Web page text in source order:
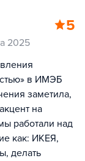
5
2025
в ИМЭБ
заметила,
на
работали над
как: ИКЕЯ,
делать